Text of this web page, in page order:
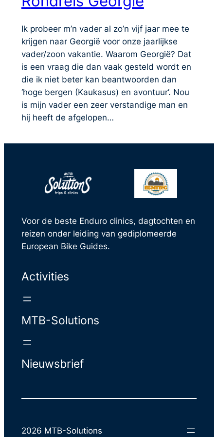
Ik probeer m’n vader al zo’n vijf jaar mee te
krijgen naar Georgië voor onze jaarlijkse
vader/zoon vakantie. Waarom Georgië? Dat
is een vraag die dan vaak gesteld wordt en
die ik niet beter kan beantwoorden dan
‘hoge bergen (Kaukasus) en avontuur’. Nou
is mijn vader een zeer verstandige man en
hij heeft de afgelopen…
Voor de beste Enduro clinics, dagtochten en
reizen onder leiding van gediplomeerde
European Bike Guides.
Activities
MTB-Solutions
Nieuwsbrief
2026 MTB-Solutions